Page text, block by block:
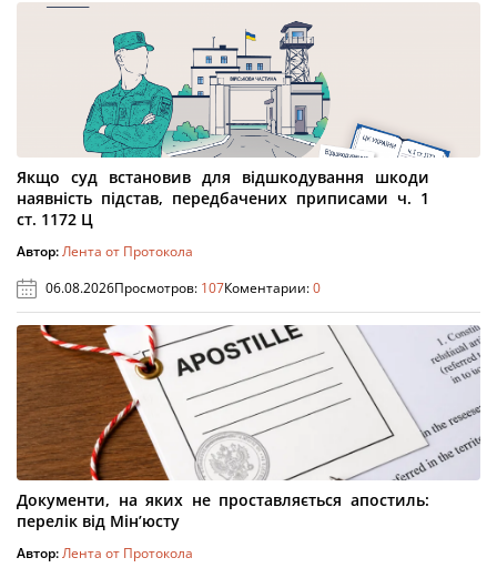
Якщо суд встановив для відшкодування шкоди
наявність підстав, передбачених приписами ч. 1
ст. 1172 Ц
Автор:Лента от Протокола
06.08.2026Просмотров: 107Коментарии:0
Документи, на яких не проставляється апостиль:
перелік від Мін’юсту
Автор:Лента от Протокола